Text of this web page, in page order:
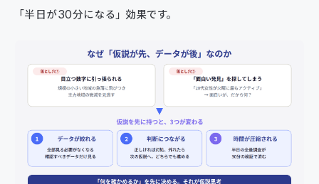
「半日が30分になる」効果です。